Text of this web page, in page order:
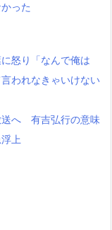
った
怒り「なんで俺は
われなきゃいけない
送へ 有吉弘行の意味
上